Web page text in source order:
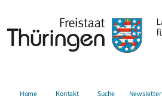
Home Kontakt Suche Newsletter